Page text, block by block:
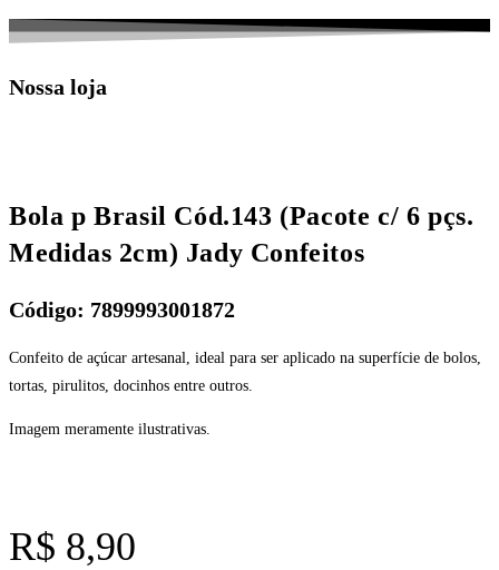
Nossa loja
Bola p Brasil Cód.143 (Pacote c/ 6 pçs.
Medidas 2cm) Jady Confeitos
Código: 7899993001872
Confeito de açúcar artesanal, ideal para ser aplicado na superfície de bolos,
tortas, pirulitos, docinhos entre outros.
Imagem meramente ilustrativas.
R$ 8,90